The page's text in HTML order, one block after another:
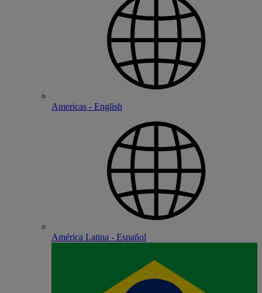
Americas - English
América Latina - Español